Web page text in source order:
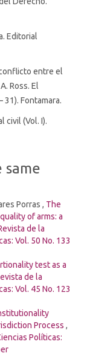
Editorial
entre el
Ross. El
Fontamara.
civil (Vol. I).
same
Porras , The
of arms: a
de la
Vol. 50 No. 133
test as a
de la
Vol. 45 No. 123
Process ,
Políticas: